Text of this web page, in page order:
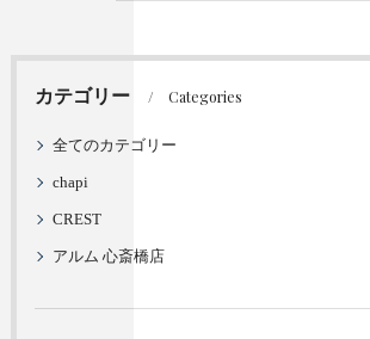
カテゴリー Categories
全てのカテゴリー
chapi
CREST
アルム 心斎橋店